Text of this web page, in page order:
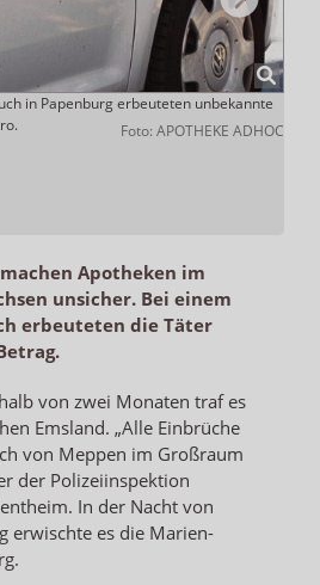
in Papenburg erbeuteten unbekannte
Foto: APOTHEKE ADHOC
Apotheken im
unsicher. Bei einem
erbeuteten die Täter
von zwei Monaten traf es
Emsland. „Alle Einbrüche
von Meppen im Großraum
der Polizeiinspektion
In der Nacht von
erwischte es die Marien-